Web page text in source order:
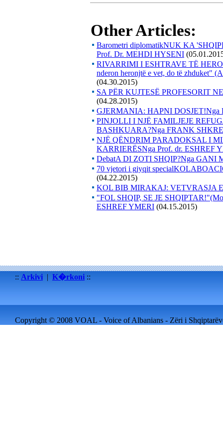
Other Articles:
Barometri diplomatikNUK KA
Prof. Dr. MEHDI HYSENI
RIVARRIMI I ESHTRAVE TË
nderon heronjtë e vet, do të zhduket"
(04.30.2015)
SA PËR KUJTESË PROFESORIT
(04.28.2015)
GJERMANIA: HAPNI
PINJOLLI I NJË FAMILJEJE
BASHKUARA?Nga FRANK
NJË QËNDRIM PARADOKSAL I
KARRIERËSNga Prof. dr. ESHREF
DebatA DI ZOTI SHQIP?Nga GANI
70 vjetori i gjyqit
(04.22.2015)
KOL BIB MIRAKAJ: VETVRASJA
"FOL SHQIP, SE JE
ESHREF YMERI (04.15.2015)
:: Arkivi | K�rkoni ::
Copyright © 2008 VOAL - Voice of Albanians - Zëri i